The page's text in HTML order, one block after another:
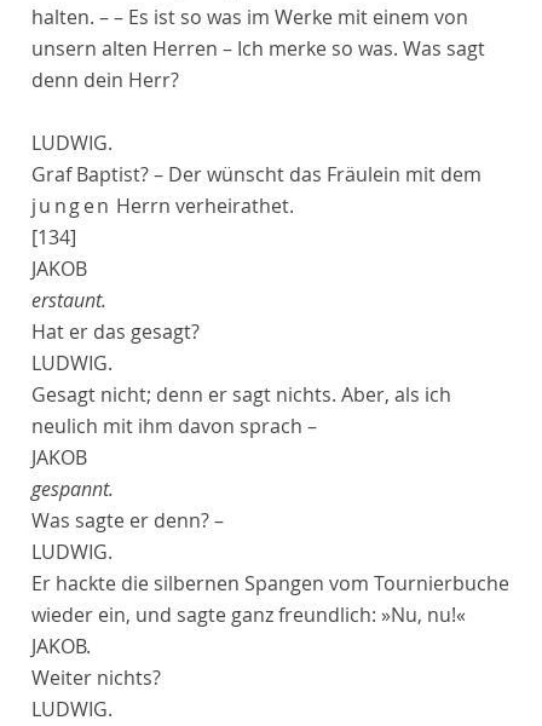
halten. – – Es ist so was im Werke mit einem von
unsern alten Herren – Ich merke so was. Was sagt
denn dein Herr?
LUDWIG.
Graf Baptist? – Der wünscht das Fräulein mit dem
jungen Herrn verheirathet.
[134]
JAKOB
erstaunt.
Hat er das gesagt?
LUDWIG.
Gesagt nicht; denn er sagt nichts. Aber, als ich
neulich mit ihm davon sprach –
JAKOB
gespannt.
Was sagte er denn? –
LUDWIG.
Er hackte die silbernen Spangen vom Tournierbuche
wieder ein, und sagte ganz freundlich: »Nu, nu!«
JAKOB.
Weiter nichts?
LUDWIG.